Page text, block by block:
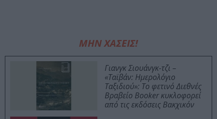
ΜΗΝ ΧΑΣΕΙΣ!
Γιανγκ Σιουάνγκ-τζι –
«Ταϊβάν: Ημερολόγιο
Ταξιδιού»: Το φετινό Διεθνές
Βραβείο Booker κυκλοφορεί
από τις εκδόσεις Βακχικόν